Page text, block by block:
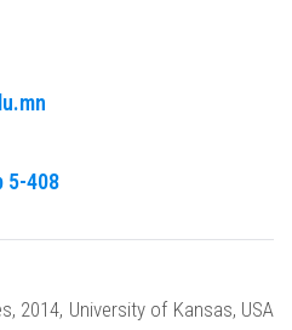
5-408
2014, University of Kansas, USA